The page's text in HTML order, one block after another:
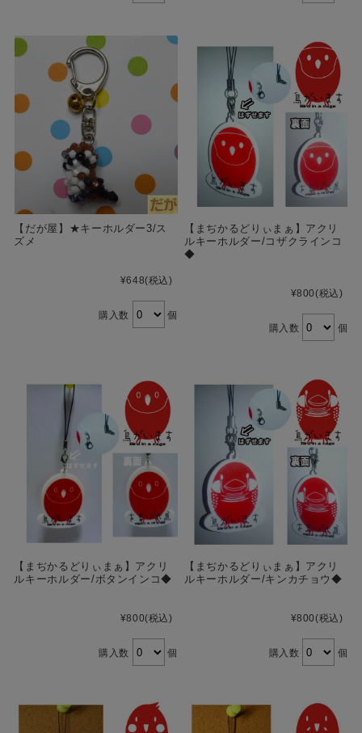
【だが屋】★キーホルダー3/ス
ズメ
¥648(税込)
購入数 個
【まぢかるどりぃまぁ】アクリ
ルキーホルダー/コザクラインコ
◆
¥800(税込)
購入数 個
【まぢかるどりぃまぁ】アクリ
ルキーホルダー/ボタンインコ◆
¥800(税込)
購入数 個
【まぢかるどりぃまぁ】アクリ
ルキーホルダー/キンカチョウ◆
¥800(税込)
購入数 個